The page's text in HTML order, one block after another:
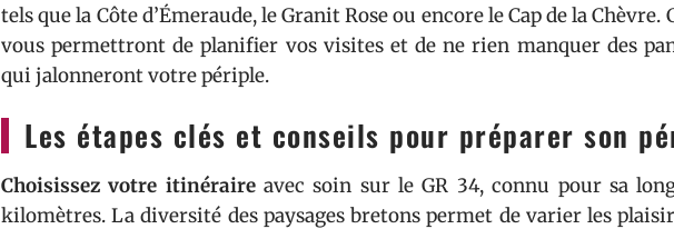
tels que la Côte d’Émeraude, le Granit Rose ou encore le Cap de la
vous permettront de planifier vos visites et de ne rien manquer des
qui jalonneront votre périple.
Les étapes clés et conseils pour préparer son
Choisissez votre itinéraireavec soin sur le GR 34, connu pour sa
kilomètres. La diversité des paysages bretons permet de varier les